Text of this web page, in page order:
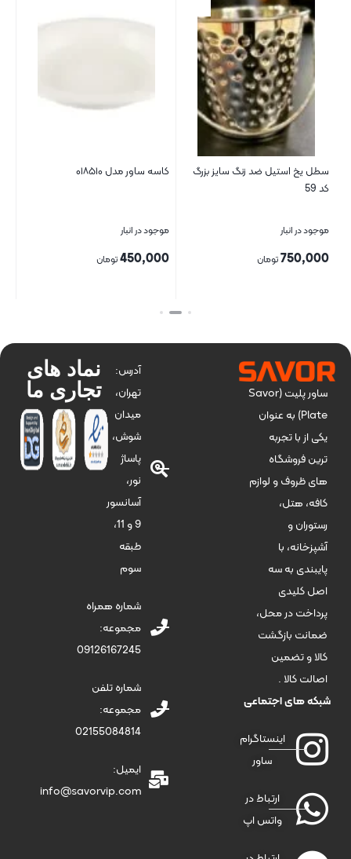
سطل یخ استیل ضد زنگ سایز بزرگ
کد 59
موجود در انبار
750,000تومان
کاسه ساور مدل ۰۱۸۵۱۰
موجود در انبار
450,000تومان
بستن
ساور پلیت (Savor
Plate) به عنوان
یکی از با تجربه
ترین فروشگاه
های ظروف و لوازم
کافه، هتل،
رستوران و
آشپزخانه، با
پایبندی به سه
اصل کلیدی
پرداخت در محل،
ضمانت بازگشت
کالا و تضمین
اصالت کالا .
شبکه های اجتماعی
اینستاگرام
ساور
ارتباط در
واتس اپ
آدرس:
تهران،
میدان
شوش،
پاساژ
نور،
آسانسور
9 و 11،
طبقه
سوم
شماره همراه
مجموعه:
09126167245
شماره تلفن
مجموعه:
02155084814
ایمیل:
info@savorvip.com
نماد های
تجاری ما